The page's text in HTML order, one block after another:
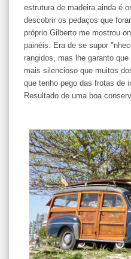
estrutura de madeira ainda é
descobrir os pedaços que
próprio Gilberto me mostrou
painéis. Era de se supor
rangidos, mas lhe garanto
mais silencioso que muitos
que tenho pego das frotas de
Resultado de uma boa